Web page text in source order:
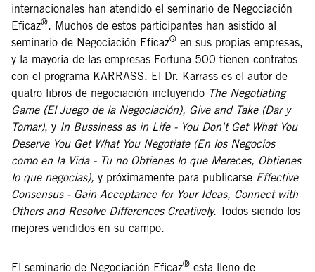
internacionales han atendido el seminario de Negociación
Eficaz®. Muchos de estos participantes han asistido al
seminario de Negociación Eficaz® en sus propias empresas,
y la mayoria de las empresas Fortuna 500 tienen contratos
con el programa KARRASS. El Dr. Karrass es el autor de
quatro libros de negociación incluyendo The Negotiating
Game (El Juego de la Negociación), Give and Take (Dar y
Tomar), y In Bussiness as in Life - You Don't Get What You
Deserve You Get What You Negotiate (En los Negocios
como en la Vida - Tu no Obtienes lo que Mereces, Obtienes
lo que negocias), y próximamente para publicarse Effective
Consensus - Gain Acceptance for Your Ideas, Connect with
Others and Resolve Differences Creatively. Todos siendo los
mejores vendidos en su campo.
El seminario de Negociación Eficaz® esta lleno de